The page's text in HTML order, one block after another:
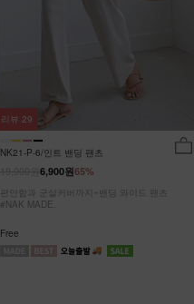
NK21-P-6/인트 밴딩 팬츠
65%
6,900원
편안함과 군살커버까지~밴딩 와이드 팬츠
#NAK MADE.
Free
리뷰 29